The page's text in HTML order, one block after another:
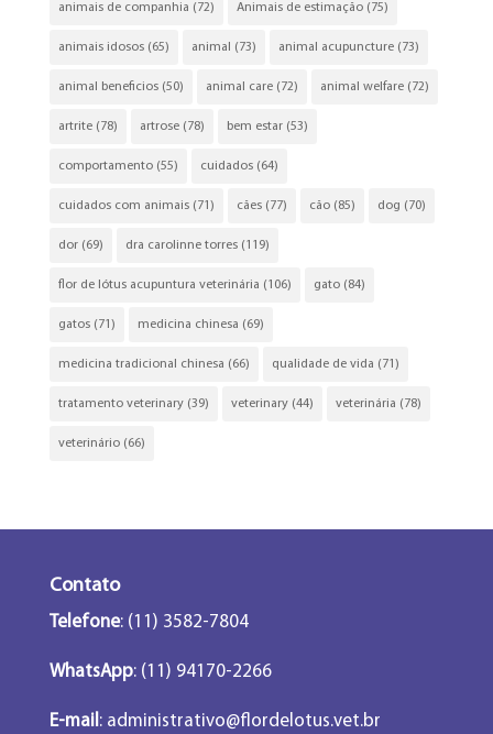
animais de companhia (72) Animais de estimação(75)
animais idosos(65) animal (73) animal acupuncture(73)
animal beneficios(50) animal care(72) animal welfare(72)
artrite(78) artrose(78) bem estar(53)
comportamento(55) cuidados(64)
cuidados com animais(71) cães(77) cão(85) dog (70)
dor(69) dra carolinne torres(119)
flor de lótus acupuntura veterinária (106) gato(84)
gatos(71) medicina chinesa (69)
medicina tradicional chinesa (66) qualidade de vida (71)
tratamento veterinary(39) veterinary(44) veterinária (78)
veterinário(66)
Contato
Telefone: (11) 3582-7804
WhatsApp: (11) 94170-2266
E-mail :administrativo@flordelotus.vet.br